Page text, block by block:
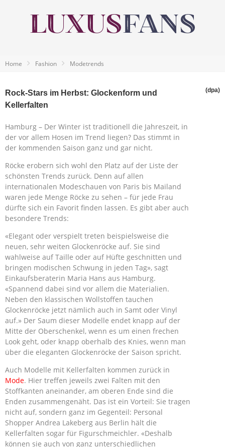
Home Fashion Modetrends
Rock-Stars im Herbst: Glockenform und
Kellerfalten
(dpa)
Hamburg – Der Winter ist traditionell die Jahreszeit, in
der vor allem Hosen im Trend liegen? Das stimmt in
der kommenden Saison ganz und gar nicht.
Röcke erobern sich wohl den Platz auf der Liste der
schönsten Trends zurück. Denn auf allen
internationalen Modeschauen von Paris bis Mailand
waren jede Menge Röcke zu sehen – für jede Frau
dürfte sich ein Favorit finden lassen. Es gibt aber auch
besondere Trends:
«Elegant oder verspielt treten beispielsweise die
neuen, sehr weiten Glockenröcke auf. Sie sind
wahlweise auf Taille oder auf Hüfte geschnitten und
bringen modischen Schwung in jeden Tag», sagt
Einkaufsberaterin Maria Hans aus Hamburg.
«Spannend dabei sind vor allem die Materialien.
Neben den klassischen Wollstoffen tauchen
Glockenröcke jetzt nämlich auch in Samt oder Vinyl
auf.» Der Saum dieser Modelle endet knapp auf der
Mitte der Oberschenkel, wenn es um einen frechen
Look geht, oder knapp oberhalb des Knies, wenn man
über die eleganten Glockenröcke der Saison spricht.
Auch Modelle mit Kellerfalten kommen zurück in
Mode. Hier treffen jeweils zwei Falten mit den
Stoffkanten aneinander, am oberen Ende sind die
Enden zusammengenäht. Das ist ein Vorteil: Sie tragen
nicht auf, sondern ganz im Gegenteil: Personal
Shopper Andrea Lakeberg aus Berlin hält die
Kellerfalten sogar für Figurschmeichler. «Deshalb
können sie auch von ganz unterschiedlichen